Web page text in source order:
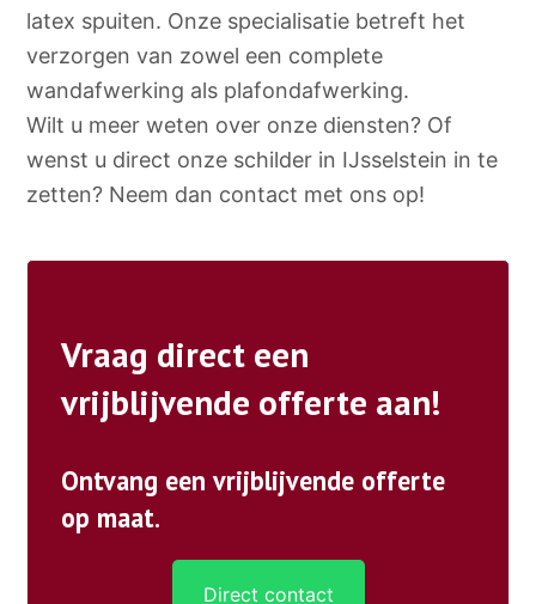
latex spuiten. Onze specialisatie betreft het
verzorgen van zowel een complete
wandafwerking als plafondafwerking.
Wilt u meer weten over onze diensten? Of
wenst u direct onze schilder in IJsselstein in te
zetten? Neem dan contact met ons op!
Vraag direct een
vrijblijvende offerte aan!
Ontvang een vrijblijvende offerte
op maat.
Direct contact